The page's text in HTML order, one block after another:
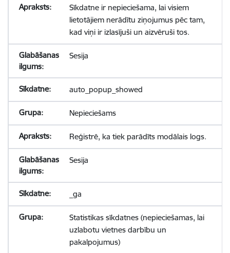
Sīkdatne ir nepieciešama, lai visiem
lietotājiem nerādītu ziņojumus pēc tam,
kad viņi ir izlasījuši un aizvēruši tos.
Sesija
auto_popup_showed
Nepieciešams
Reģistrē, ka tiek parādīts modālais logs.
Sesija
_ga
Statistikas sīkdatnes (nepieciešamas, lai
uzlabotu vietnes darbību un
pakalpojumus)